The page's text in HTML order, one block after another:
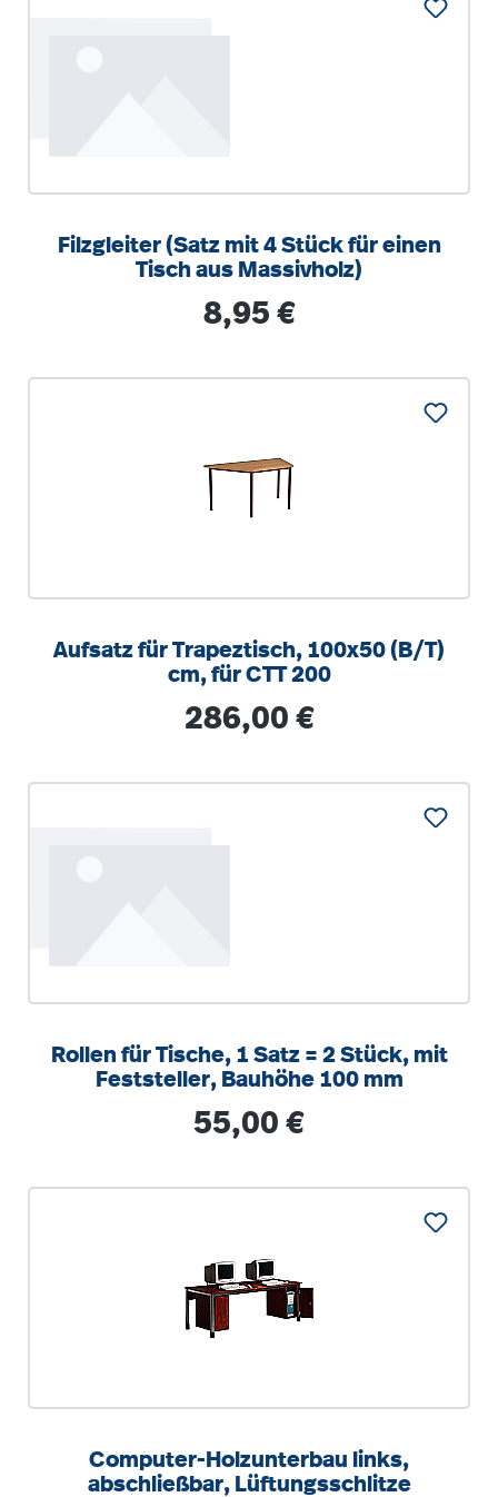
Filzgleiter (Satz mit 4 Stück für einen
Tisch aus Massivholz)
Regulärer Preis:
8,95 €
Aufsatz für Trapeztisch, 100x50 (B/T)
cm, für CTT 200
Regulärer Preis:
286,00 €
Rollen für Tische, 1 Satz = 2 Stück, mit
Feststeller, Bauhöhe 100 mm
Regulärer Preis:
55,00 €
Computer-Holzunterbau links,
abschließbar, Lüftungsschlitze